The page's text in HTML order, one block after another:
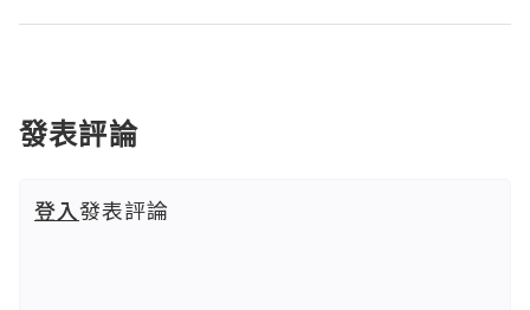
發表評論
登入發表評論